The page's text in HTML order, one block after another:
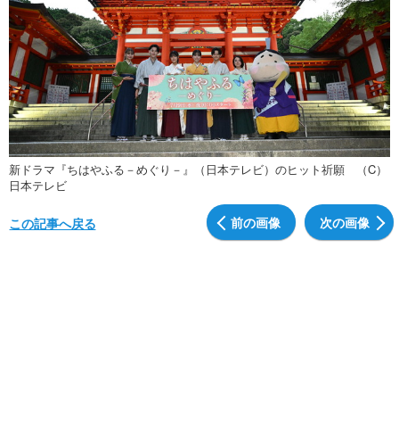
新ドラマ『ちはやふる－めぐり－』（日本テレビ）のヒット祈願 （C）
日本テレビ
前の画像 次の画像
この記事へ戻る